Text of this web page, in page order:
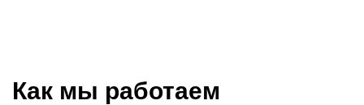
Как мы работаем